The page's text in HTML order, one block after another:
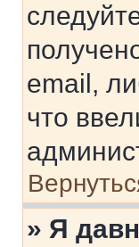
email,
что
» Я